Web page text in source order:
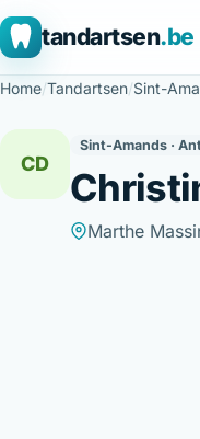
tandartsen.be
Home/Tandartsen/Sint-
CD
Sint-Amands ·
Marthe